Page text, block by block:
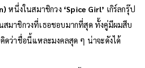
หนึ่งในสมาชิกวง ‘Spice Girl’ เกิร์ลกรุ๊ป
มาชิกวงที่เธอชอบมากที่สุด ทั้งคู่มีผมสีบ
ว่าชื่อนี้แหละมงคลสุด ๆ น่าจะดังได้